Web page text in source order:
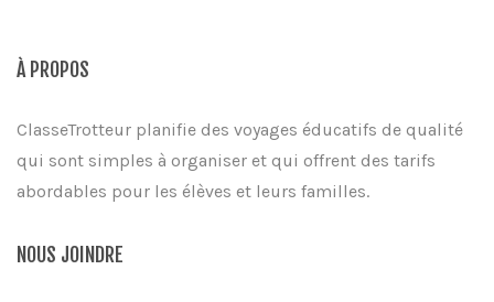
À PROPOS
ClasseTrotteur planifie des voyages éducatifs de qualité
qui sont simples à organiser et qui offrent des tarifs
abordables pour les élèves et leurs familles.
NOUS JOINDRE